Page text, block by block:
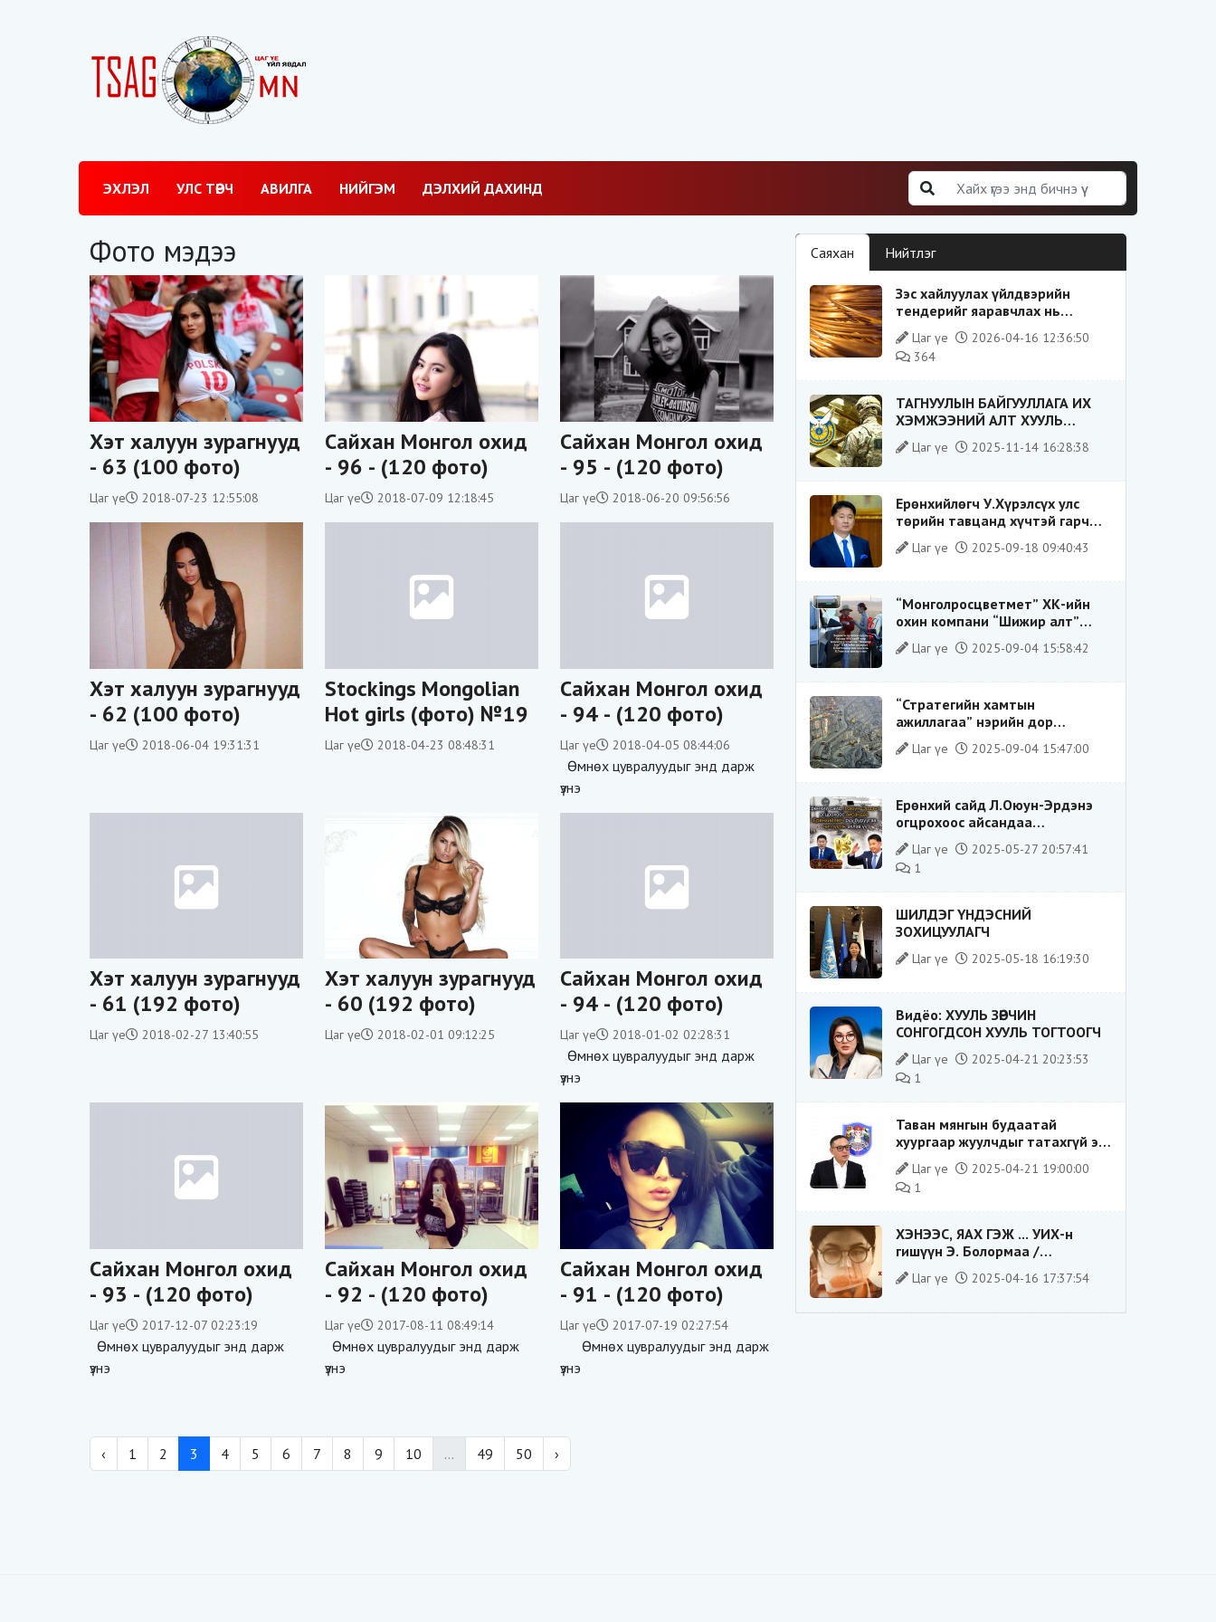
ЭХЛЭЛ УЛС ТӨРЧ АВИЛГА НИЙГЭМ ДЭЛХИЙ ДАХИНД
Фото мэдээ
Хэт халуун зурагнууд
- 63 (100 фото)
Цаг үе 2018-07-23 12:55:08
Сайхан Монгол охид
- 96 - (120 фото)
Цаг үе 2018-07-09 12:18:45
Сайхан Монгол охид
- 95 - (120 фото)
Цаг үе 2018-06-20 09:56:56
Хэт халуун зурагнууд
- 62 (100 фото)
Цаг үе 2018-06-04 19:31:31
Stockings Mongolian
Hot girls (фото) №19
Цаг үе 2018-04-23 08:48:31
Сайхан Монгол охид
- 94 - (120 фото)
Цаг үе 2018-04-05 08:44:06
Өмнөх цувралуудыг энд дарж
үзнэ
Хэт халуун зурагнууд
- 61 (192 фото)
Цаг үе 2018-02-27 13:40:55
Хэт халуун зурагнууд
- 60 (192 фото)
Цаг үе 2018-02-01 09:12:25
Сайхан Монгол охид
- 94 - (120 фото)
Цаг үе 2018-01-02 02:28:31
Өмнөх цувралуудыг энд дарж
үзнэ
Сайхан Монгол охид
- 93 - (120 фото)
Цаг үе 2017-12-07 02:23:19
Өмнөх цувралуудыг энд дарж
үзнэ
Сайхан Монгол охид
- 92 - (120 фото)
Цаг үе 2017-08-11 08:49:14
Өмнөх цувралуудыг энд дарж
үзнэ
Сайхан Монгол охид
- 91 - (120 фото)
Цаг үе 2017-07-19 02:27:54
Өмнөх цувралуудыг энд дарж
үзнэ
‹ 1 2 3 4 5 6 7 8 9 10 ... 49 50 ›
Саяхан Нийтлэг
Зэс хайлуулах үйлдвэрийн
тендерийг яаравчлах нь
“Үндэсний аюулгүй байдал“-д
эрсдэлтэй юу?
Цаг үе
2026-04-16 12:36:50
364
ТАГНУУЛЫН БАЙГУУЛЛАГА ИХ
ХЭМЖЭЭНИЙ АЛТ ХУУЛЬ
БУСААР ХИЛЭЭР ГАРГАХ ГЭЖ
БАЙСАН ҮЙЛДЛИЙГ ТАСЛАН
Цаг үе 2025-11-14 16:28:38
Ерөнхийлөгч У.Хүрэлсүх улс
төрийн тавцанд хүчтэй гарч
ирэхдээ өөрийгөө шударга
ёсны төлөө тэмцэгч, “хуучин
таниулсан.
Цаг үе 2025-09-18 09:40:43
“Монголросцветмет” ХК-ийн
охин компани “Шижир алт”
ХХК-ийн Гүйцэтгэх захирлаар
ажиллаж байсан О.Баттөмөрт
Цаг үе 2025-09-04 15:58:42
“Стратегийн хамтын
ажиллагаа” нэрийн дор
“Чимээгүй хөрөнгө хуримтлал”
Цаг үе 2025-09-04 15:47:00
Ерөнхий сайд Л.Оюун-Эрдэнэ
огцрохоос айсандаа
Ерөнхийлөгч рүү буруугаа
чиглүүлж эхлэв үү
Цаг үе
2025-05-27 20:57:41
1
ШИЛДЭГ ҮНДЭСНИЙ
ЗОХИЦУУЛАГЧ
Цаг үе 2025-05-18 16:19:30
Видёо: ХУУЛЬ ЗӨРЧИН
СОНГОГДСОН ХУУЛЬ ТОГТООГЧ
Цаг үе
2025-04-21 20:23:53
1
Таван мянгын будаатай
хуургаар жуулчдыг татахгүй ээ,
Д.Батсүх ээ
Цаг үе
2025-04-21 19:00:00
1
ХЭНЭЭС, ЯАХ ГЭЖ ... УИХ-н
гишүүн Э. Болормаа /
сонгуулийн ажилдаа гадаадын
компаниас хандив авсан уу/
Цаг үе 2025-04-16 17:37:54